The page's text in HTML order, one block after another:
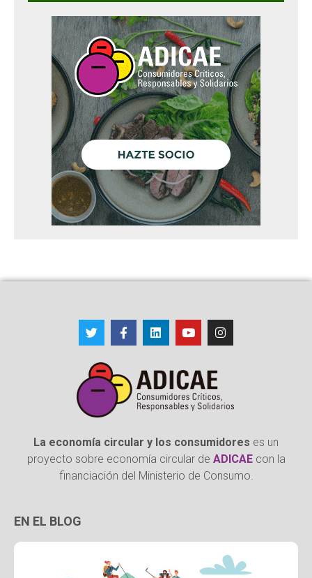
La economía circular y los consumidores es un
proyecto sobre economía circular de ADICAEcon la
financiación del Ministerio de Consumo.
EN EL BLOG